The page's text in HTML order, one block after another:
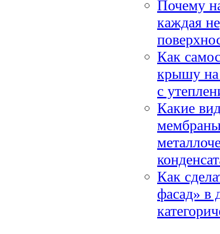
Почему
каждая
Как
крышу на
с
Какие
Как
фасад» в